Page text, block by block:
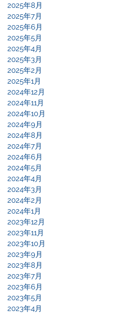
2025年8月
2025年7月
2025年6月
2025年5月
2025年4月
2025年3月
2025年2月
2025年1月
2024年12月
2024年11月
2024年10月
2024年9月
2024年8月
2024年7月
2024年6月
2024年5月
2024年4月
2024年3月
2024年2月
2024年1月
2023年12月
2023年11月
2023年10月
2023年9月
2023年8月
2023年7月
2023年6月
2023年5月
2023年4月